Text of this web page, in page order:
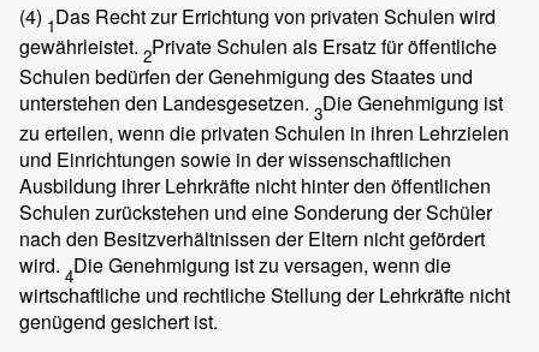
(4) 1Das Recht zur Errichtung von privaten Schulen wird
gewährleistet. 2Private Schulen als Ersatz für öffentliche
Schulen bedürfen der Genehmigung des Staates und
unterstehen den Landesgesetzen. 3Die Genehmigung ist
zu erteilen, wenn die privaten Schulen in ihren Lehrzielen
und Einrichtungen sowie in der wissenschaftlichen
Ausbildung ihrer Lehrkräfte nicht hinter den öffentlichen
Schulen zurückstehen und eine Sonderung der Schüler
nach den Besitzverhältnissen der Eltern nicht gefördert
wird. 4Die Genehmigung ist zu versagen, wenn die
wirtschaftliche und rechtliche Stellung der Lehrkräfte nicht
genügend gesichert ist.